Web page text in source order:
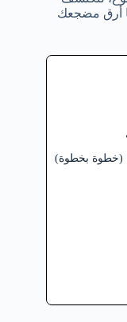
أرق مضجعك
(خطوة بخطوة)